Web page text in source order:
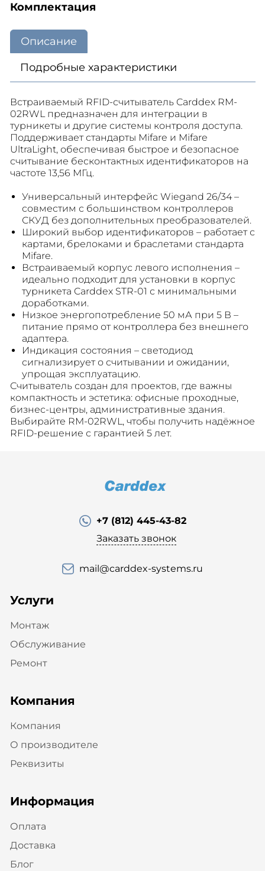
Комплектация
Описание
Подробные характеристики
Встраиваемый RFID-считыватель Carddex RM-
02RWL предназначен для интеграции в
турникеты и другие системы контроля доступа.
Поддерживает стандарты Mifare и Mifare
UltraLight, обеспечивая быстрое и безопасное
считывание бесконтактных идентификаторов на
частоте 13,56 МГц.
Универсальный интерфейс Wiegand 26/34 –
совместим с большинством контроллеров
СКУД без дополнительных преобразователей.
Широкий выбор идентификаторов – работает с
картами, брелоками и браслетами стандарта
Mifare.
Встраиваемый корпус левого исполнения –
идеально подходит для установки в корпус
турникета Carddex STR-01 с минимальными
доработками.
Низкое энергопотребление 50 мА при 5 В –
питание прямо от контроллера без внешнего
адаптера.
Индикация состояния – светодиод
сигнализирует о считывании и ожидании,
упрощая эксплуатацию.
Считыватель создан для проектов, где важны
компактность и эстетика: офисные проходные,
бизнес-центры, административные здания.
Выбирайте RM-02RWL, чтобы получить надёжное
RFID-решение с гарантией 5 лет.
+7 (812) 445-43-82
Заказать звонок
mail@carddex-systems.ru
Услуги
Монтаж
Обслуживание
Ремонт
Компания
Компания
О производителе
Реквизиты
Информация
Оплата
Доставка
Блог